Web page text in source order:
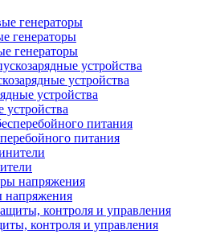
генераторы
генераторы
генераторы
устройства
устройства
устройства
питания
напряжения
контроля и управления